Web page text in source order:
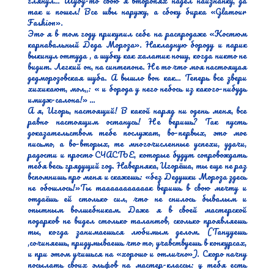
так и пошел! Все швы наружу, а сбоку бирка «Glamour
Fashion».
Это я в том году прикупил себе на распродаже «Костюм
карнавальный Деда Мороза». Накладную бороду и парик
выкинул оттуда , а шубку как халатик ношу, когда никто не
видит. Легкий он, на синтепоне. Не то что моя настоящая
дедморозовская шуба. А вышло вон как… Теперь все звери
хихикают, мол,,: « и борода у него небось из какого-нибудь
имидж-салона!» …
А я, Игорь, настоящий! В какой наряд ни одень меня, все
равно настоящим останусь! Не веришь? Так пусть
доказательством тебе послужат, во-первых, это мое
письмо, а во-вторых, те многочисленные успехи, удачи,
радости и просто СЧАСТЬЕ, которые будут сопровождать
тебя весь грядущий год. Наверняка, Игорёша, ты еще не раз
вспомнишь про меня и скажешь: «без Дедушки Мороза здесь
не обошлось!»Ты тааааааааааак веришь в свою мечту и
отдаёшь ей столько сил, что не снилось бывалым и
опытным волшебникам. Даже я в своей мастерской
подарков не видел столько талантов, сколько проявляешь
ты, когда занимаешься любимым делом. (Танцуешь
,сочиняешь, придумываешь что то, учавствуешь в конкурсах,
и при этом учишься на «хорошо и отлично»). Скоро начну
посылать своих эльфов на мастер-классы: у тебя есть